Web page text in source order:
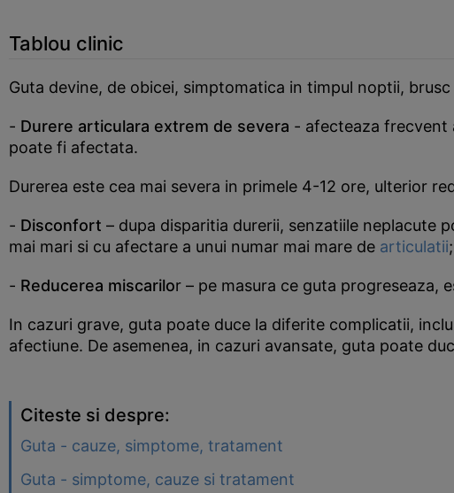
Tablou clinic
Guta devine, de obicei, simptomatica in timpul noptii,
- Durere articulara extrem de severa - afecteaza frecvent
poate fi afectata.
Durerea este cea mai severa in primele 4-12 ore, ulterior
- Disconfort – dupa disparitia durerii, senzatiile neplacute
mai mari si cu afectare a unui numar mai mare de articulatii;
- Reducerea miscarilor – pe masura ce guta progreseaza,
In cazuri grave, guta poate duce la diferite complicatii,
afectiune. De asemenea, in cazuri avansate, guta poate
Citeste si despre:
Guta - cauze, simptome, tratament
Guta - simptome, cauze si tratament